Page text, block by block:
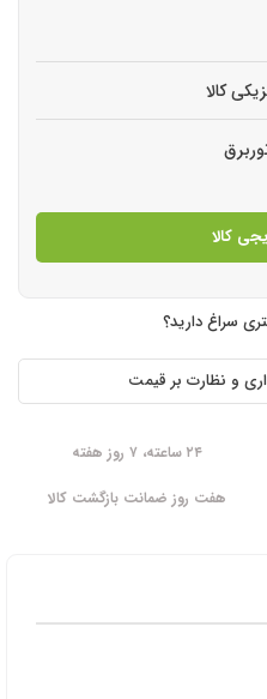
کالا
کالا
سراغ دارید؟
و نظارت بر قیمت
۲۴ ساعته، ۷ روز هفته
هفت روز ضمانت بازگشت کالا